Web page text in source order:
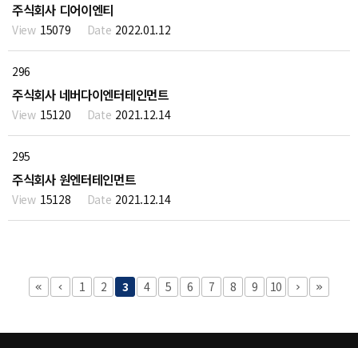
주식회사 디어이엔티
15079 2022.01.12
296
주식회사 네버다이엔터테인먼트
15120 2021.12.14
295
주식회사 원엔터테인먼트
15128 2021.12.14
1 2 3 4 5 6 7 8 9 10